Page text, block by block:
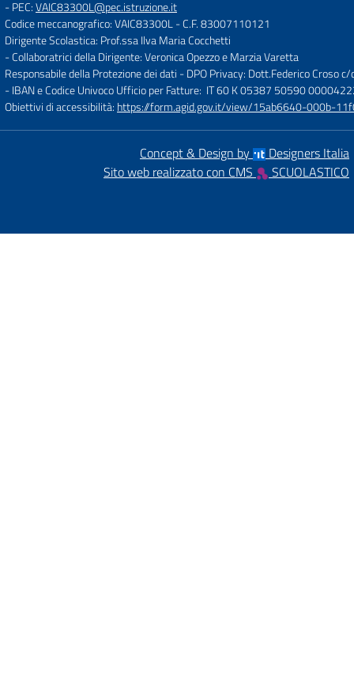
- PEC:VAIC83300L@pec.istruzione.it
Codice meccanografico: VAIC83300L- C.F. 83007110121
Dirigente Scolastica: Prof.ssa Ilva Maria Cocchetti
- Collaboratrici della Dirigente: Veronica Opezzo e Marzia Varetta
Responsabile della Protezione dei dati - DPO Privacy: Dott.Federico Croso
- IBAN e Codice Univoco Ufficio per Fatture: IT 60 K 05387 50590
Obiettivi di accessibilità: https://form.agid.gov.it/view/15ab6640-000b-
Concept & Design by
Designers Italia
Sito web realizzato con CMS
SCUOLASTICO